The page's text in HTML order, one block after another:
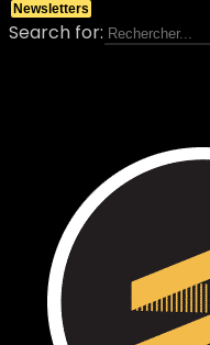
Search for:
Newsletters